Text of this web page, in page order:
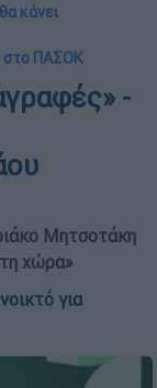
κάνει
στο ΠΑΣΟΚ
-
Μητσοτάκη
χώρα»
για